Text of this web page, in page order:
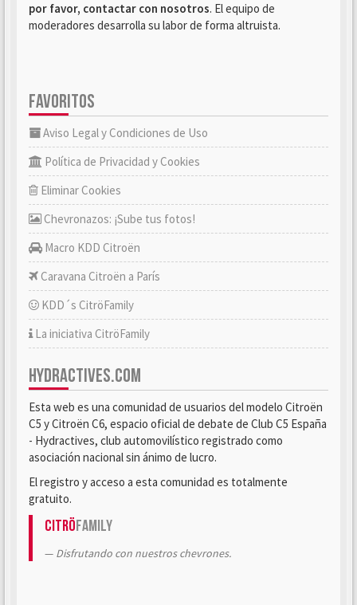
por favor, contactar con nosotros. El equipo de
moderadores desarrolla su labor de forma altruista.
FAVORITOS
Aviso Legal y Condiciones de Uso
Política de Privacidad y Cookies
Eliminar Cookies
Chevronazos: ¡Sube tus fotos!
Macro KDD Citroën
Caravana Citroën a París
KDD´s CitröFamily
La iniciativa CitröFamily
HYDRACTIVES.COM
Esta web es una comunidad de usuarios del modelo Citroën
C5 y Citroën C6, espacio oficial de debate de Club C5 España
- Hydractives, club automovilístico registrado como
asociación nacional sin ánimo de lucro.
El registro y acceso a esta comunidad es totalmente
gratuito.
CitröFamily
Disfrutando con nuestros chevrones.